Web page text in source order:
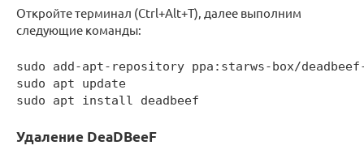
Откройте терминал (Ctrl+Alt+T), далее выполним
следующие команды:
sudo add-apt-repository ppa:starws-box/
sudo apt update
sudo apt install deadbeef
Удаление DeaDBeeF